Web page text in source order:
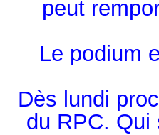
peut
Le podium
Dès lundi
du RPC. Qui